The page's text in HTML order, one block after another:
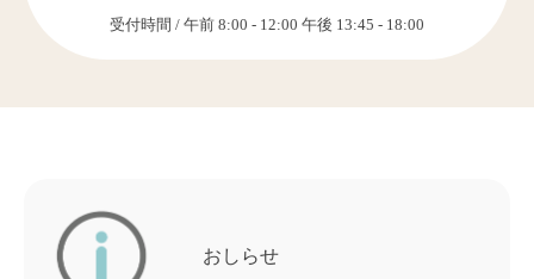
受付時間 / 午前 8:00 - 12:00 午後 13:45 - 18:00
おしらせ